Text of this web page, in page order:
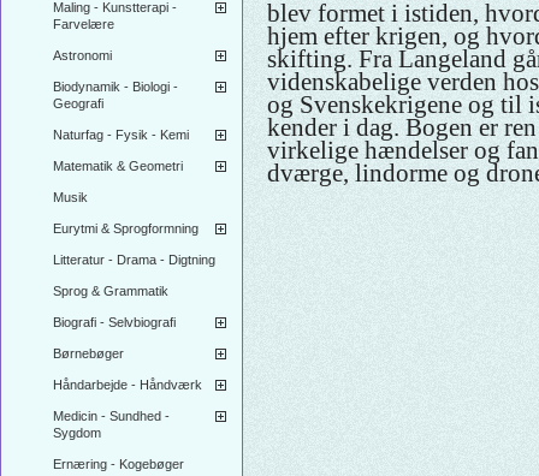
Maling - Kunstterapi -
Farvelære
Astronomi
Biodynamik - Biologi -
Geografi
Naturfag - Fysik - Kemi
Matematik & Geometri
Musik
Eurytmi & Sprogformning
Litteratur - Drama - Digtning
Sprog & Grammatik
Biografi - Selvbiografi
Børnebøger
Håndarbejde - Håndværk
Medicin - Sundhed -
Sygdom
Ernæring - Kogebøger
blev formet i istiden,
hjem efter krigen, og
skifting. Fra Langeland
videnskabelige verden
og Svenskekrigene og til
kender i dag. Bogen er
virkelige hændelser og
dværge, lindorme og